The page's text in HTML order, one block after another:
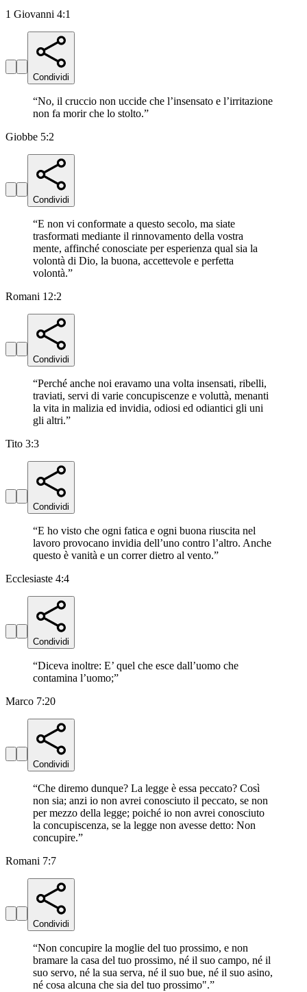
1 Giovanni 4:1
Condividi
“No, il cruccio non uccide che l’insensato e l’irritazione
non fa morir che lo stolto.”
Giobbe 5:2
Condividi
“E non vi conformate a questo secolo, ma siate
trasformati mediante il rinnovamento della vostra
mente, affinché conosciate per esperienza qual sia la
volontà di Dio, la buona, accettevole e perfetta
volontà.”
Romani 12:2
Condividi
“Perché anche noi eravamo una volta insensati, ribelli,
traviati, servi di varie concupiscenze e voluttà, menanti
la vita in malizia ed invidia, odiosi ed odiantici gli uni
gli altri.”
Tito 3:3
Condividi
“E ho visto che ogni fatica e ogni buona riuscita nel
lavoro provocano invidia dell’uno contro l’altro. Anche
questo è vanità e un correr dietro al vento.”
Ecclesiaste 4:4
Condividi
“Diceva inoltre: E’ quel che esce dall’uomo che
contamina l’uomo;”
Marco 7:20
Condividi
“Che diremo dunque? La legge è essa peccato? Così
non sia; anzi io non avrei conosciuto il peccato, se non
per mezzo della legge; poiché io non avrei conosciuto
la concupiscenza, se la legge non avesse detto: Non
concupire.”
Romani 7:7
Condividi
“Non concupire la moglie del tuo prossimo, e non
bramare la casa del tuo prossimo, né il suo campo, né il
suo servo, né la sua serva, né il suo bue, né il suo asino,
né cosa alcuna che sia del tuo prossimo".”